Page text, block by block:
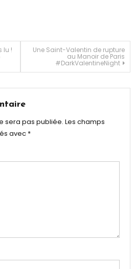
lu !
Une Saint-Valentin de rupture
au Manoir de Paris
#DarkValentineNight
sera pas publiée. Les champs
avec *